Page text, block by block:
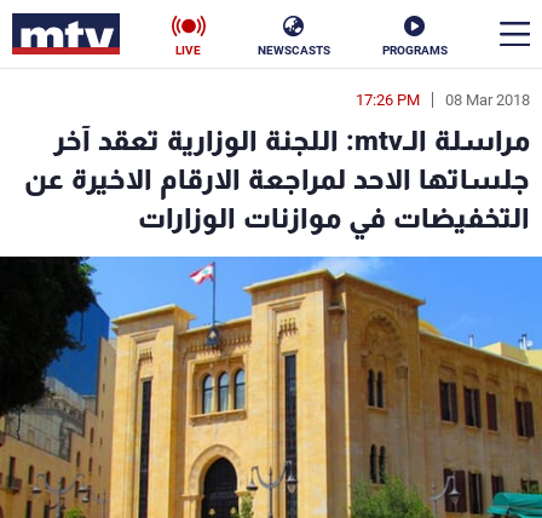
PROGRAMS
NEWSCASTS
LIVE
08 Mar 2018
17:26 PM
مراسلة الـmtv: اللجنة الوزارية تعقد آخر
جلساتها الاحد لمراجعة الارقام الاخيرة عن
التخفيضات في موازنات الوزارات
en
الأخبار
سياسة ناس
فن
منوعات رياضة
كأس العالم
البرامج